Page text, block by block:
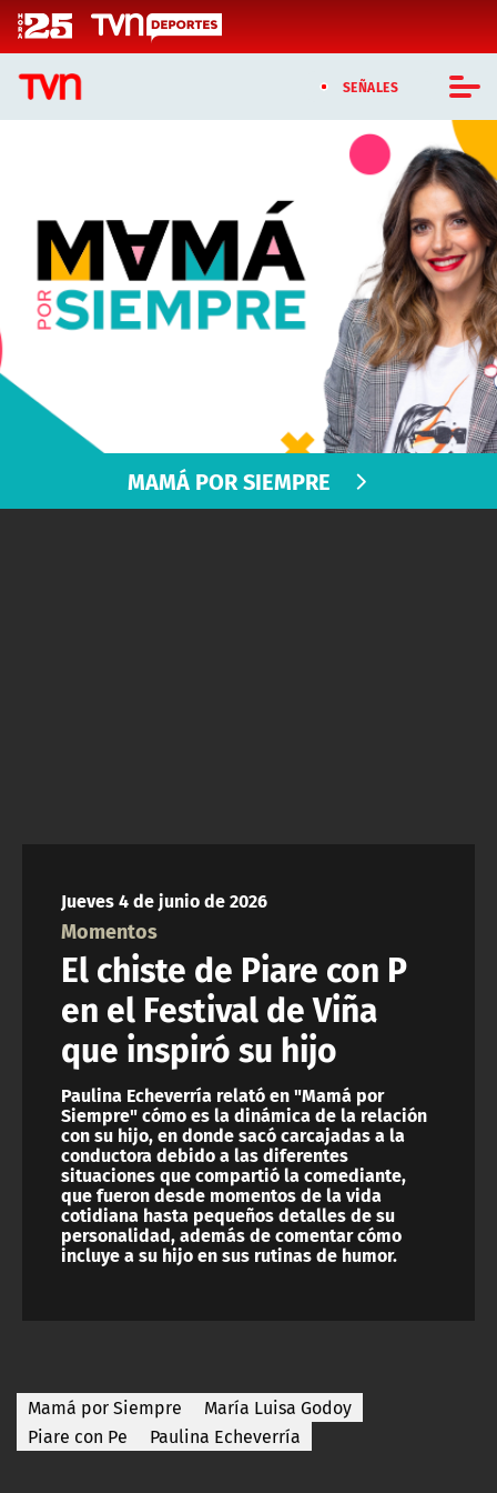
Click acá para ir directamente al contenido
SEÑALES
TVN VERTICAL
TVN PLAY
TELESERIES
MAMÁ POR SIEMPRE
Jueves 4 de junio de 2026
Momentos
El chiste de Piare con P
en el Festival de Viña
que inspiró su hijo
Paulina Echeverría relató en "Mamá por
Siempre" cómo es la dinámica de la relación
con su hijo, en donde sacó carcajadas a la
conductora debido a las diferentes
situaciones que compartió la comediante,
que fueron desde momentos de la vida
cotidiana hasta pequeños detalles de su
personalidad, además de comentar cómo
incluye a su hijo en sus rutinas de humor.
Mamá por Siempre
María Luisa Godoy
Piare con Pe
Paulina Echeverría